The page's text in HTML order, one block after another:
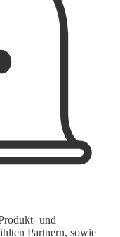
und
Partnern, sowie